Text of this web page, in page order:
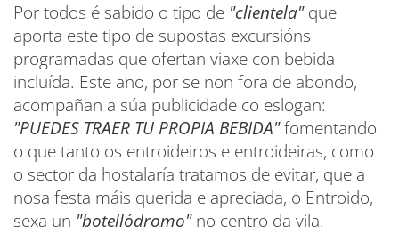
Por todos é sabido o tipo de "clientela"que
aporta este tipo de supostas excursións
programadas que ofertan viaxe con bebida
incluída. Este ano, por se non fora de abondo,
acompañan a súa publicidade co eslogan:
"PUEDES TRAER TU PROPIA BEBIDA"fomentando
o que tanto os entroideiros e entroideiras, como
o sector da hostalaría tratamos de evitar, que a
nosa festa máis querida e apreciada, o Entroido,
sexa un "botellódromo"no centro da vila.